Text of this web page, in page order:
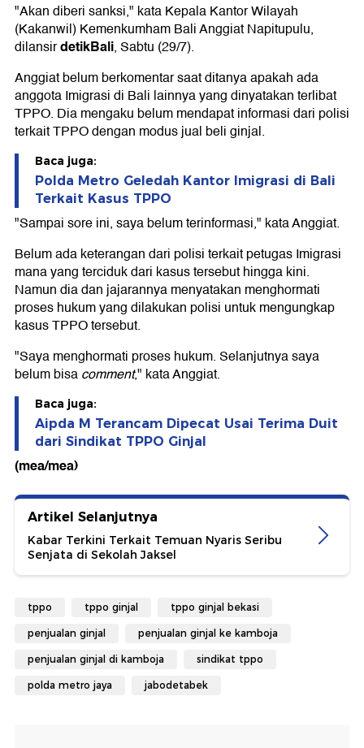
"Akan diberi sanksi," kata Kepala Kantor Wilayah
(Kakanwil) Kemenkumham Bali Anggiat Napitupulu,
dilansirdetikBali, Sabtu (29/7).
Anggiat belum berkomentar saat ditanya apakah ada
anggota Imigrasi di Bali lainnya yang dinyatakan terlibat
TPPO. Dia mengaku belum mendapat informasi dari polisi
terkait TPPO dengan modus jual beli ginjal.
Baca juga:
Polda Metro Geledah Kantor Imigrasi di Bali
Terkait Kasus TPPO
"Sampai sore ini, saya belum terinformasi," kata Anggiat.
Belum ada keterangan dari polisi terkait petugas Imigrasi
mana yang terciduk dari kasus tersebut hingga kini.
Namun dia dan jajarannya menyatakan menghormati
proses hukum yang dilakukan polisi untuk mengungkap
kasus TPPO tersebut.
"Saya menghormati proses hukum. Selanjutnya saya
belum bisacomment," kata Anggiat.
Baca juga:
Aipda M Terancam Dipecat Usai Terima Duit
dari Sindikat TPPO Ginjal
(mea/mea)
Artikel Selanjutnya
Kabar Terkini Terkait Temuan Nyaris Seribu
Senjata di Sekolah Jaksel
tppo tppo ginjal tppo ginjal bekasi
penjualan ginjal penjualan ginjal ke kamboja
penjualan ginjal di kamboja sindikat tppo
polda metro jaya jabodetabek